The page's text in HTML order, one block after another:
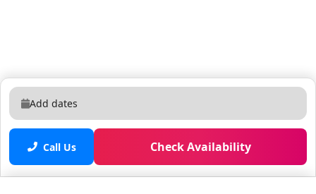
Add dates
Call Us Check Availability